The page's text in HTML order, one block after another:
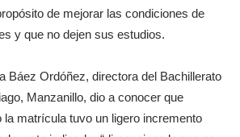
de mejorar las condiciones de
y que no dejen sus estudios.
Báez Ordóñez, directora del Bachillerato
Manzanillo, dio a conocer que
la matrícula tuvo un ligero incremento